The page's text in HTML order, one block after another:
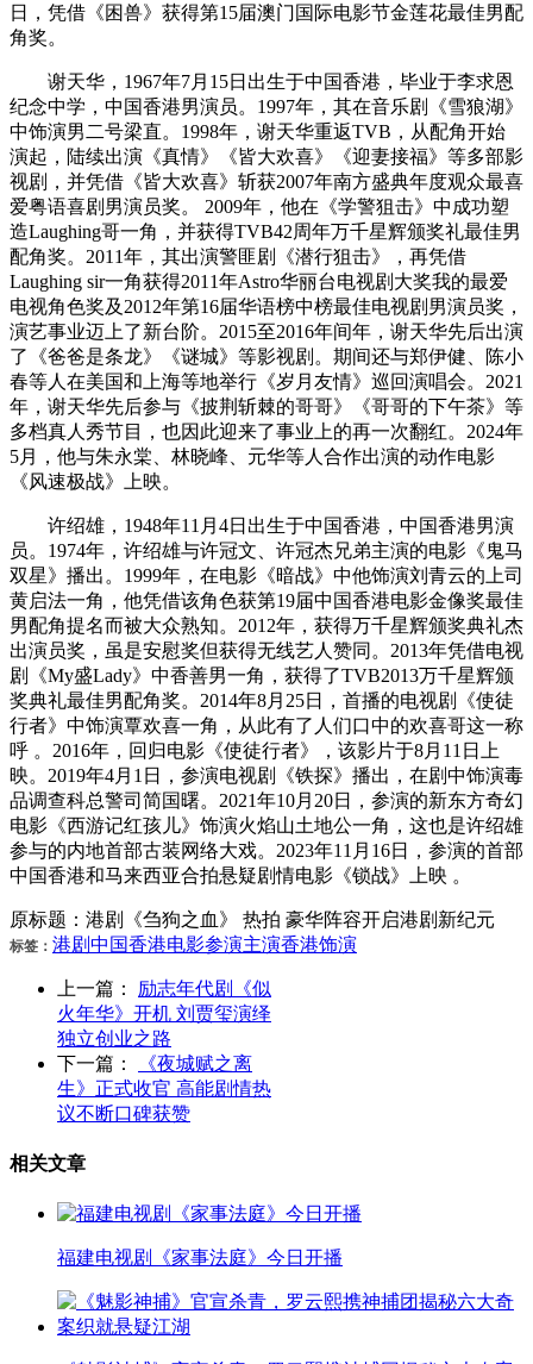
日，凭借《困兽》获得第15届澳门国际电影节金莲花最佳男配
角奖。
谢天华，1967年7月15日出生于中国香港，毕业于李求恩
纪念中学，中国香港男演员。1997年，其在音乐剧《雪狼湖》
中饰演男二号梁直。1998年，谢天华重返TVB，从配角开始
演起，陆续出演《真情》《皆大欢喜》《迎妻接福》等多部影
视剧，并凭借《皆大欢喜》斩获2007年南方盛典年度观众最喜
爱粤语喜剧男演员奖。 2009年，他在《学警狙击》中成功塑
造Laughing哥一角，并获得TVB42周年万千星辉颁奖礼最佳男
配角奖。2011年，其出演警匪剧《潜行狙击》，再凭借
Laughing sir一角获得2011年Astro华丽台电视剧大奖我的最爱
电视角色奖及2012年第16届华语榜中榜最佳电视剧男演员奖，
演艺事业迈上了新台阶。2015至2016年间年，谢天华先后出演
了《爸爸是条龙》《谜城》等影视剧。期间还与郑伊健、陈小
春等人在美国和上海等地举行《岁月友情》巡回演唱会。2021
年，谢天华先后参与《披荆斩棘的哥哥》《哥哥的下午茶》等
多档真人秀节目，也因此迎来了事业上的再一次翻红。2024年
5月，他与朱永棠、林晓峰、元华等人合作出演的动作电影
《风速极战》上映。
许绍雄，1948年11月4日出生于中国香港，中国香港男演
员。1974年，许绍雄与许冠文、许冠杰兄弟主演的电影《鬼马
双星》播出。1999年，在电影《暗战》中他饰演刘青云的上司
黄启法一角，他凭借该角色获第19届中国香港电影金像奖最佳
男配角提名而被大众熟知。2012年，获得万千星辉颁奖典礼杰
出演员奖，虽是安慰奖但获得无线艺人赞同。2013年凭借电视
剧《My盛Lady》中香善男一角，获得了TVB2013万千星辉颁
奖典礼最佳男配角奖。2014年8月25日，首播的电视剧《使徒
行者》中饰演覃欢喜一角，从此有了人们口中的欢喜哥这一称
呼 。2016年，回归电影《使徒行者》，该影片于8月11日上
映。2019年4月1日，参演电视剧《铁探》播出，在剧中饰演毒
品调查科总警司简国曙。2021年10月20日，参演的新东方奇幻
电影《西游记红孩儿》饰演火焰山土地公一角，这也是许绍雄
参与的内地首部古装网络大戏。2023年11月16日，参演的首部
中国香港和马来西亚合拍悬疑剧情电影《锁战》上映 。
原标题：港剧《刍狗之血》 热拍 豪华阵容开启港剧新纪元
标签： 港剧中国香港电影参演主演香港饰演
上一篇：
励志年代剧《似
火年华》开机 刘贾玺演绎
独立创业之路
下一篇：
《夜城赋之离
生》正式收官 高能剧情热
议不断口碑获赞
相关文章
福建电视剧《家事法庭》今日开播